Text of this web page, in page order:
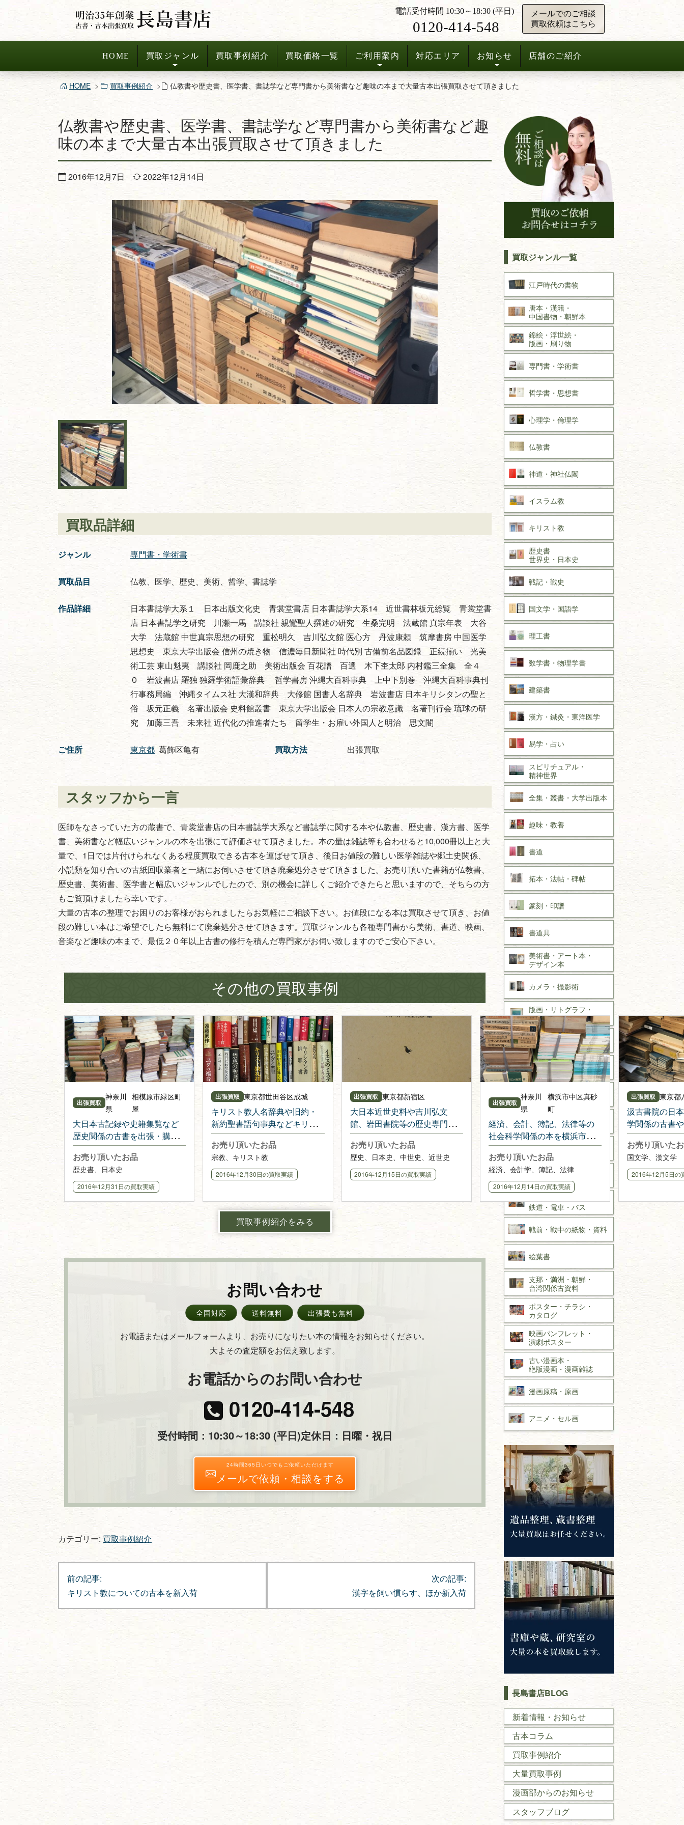
へ
HOME 買取ジャンル 買取事例紹介 買取価格一覧 ご利用案内 対応エリア お知らせ 店舗のご紹介
電話受付時間 10:30～18:30 (平日)
0120-414-548
メールでのご相談
買取依頼はこちら
HOME 買取事例紹介 仏教書や歴史書、医学書、書誌学など専門書から美術書など趣味の本まで大量古本出張買取させて頂きました
仏教書や歴史書、医学書、書誌学など専門書から美術書など趣
味の本まで大量古本出張買取させて頂きました
2016年12月7日 2022年12月14日
買取品詳細
ジャンル 専門書・学術書
買取品目 仏教、医学、歴史、美術、哲学、書誌学
作品詳細
日本書誌学大系１ 日本出版文化史 青裳堂書店 日本書誌学大系14 近世書林板元総覧 青裳堂書
店 日本書誌学之研究 川瀬一馬 講談社 親鸞聖人撰述の研究 生桑完明 法蔵館 真宗年表 大谷
大学 法蔵館 中世真宗思想の研究 重松明久 吉川弘文館 医心方 丹波康頼 筑摩書房 中国医学
思想史 東京大学出版会 信州の焼き物 信濃毎日新聞社 時代別 古備前名品図録 正続揃い 光美
術工芸 東山魁夷 講談社 岡鹿之助 美術出版会 百花譜 百選 木下杢太郎 内村鑑三全集 全４
０ 岩波書店 羅独 独羅学術語彙辞典 哲学書房 沖縄大百科事典 上中下別巻 沖縄大百科事典刊
行事務局編 沖縄タイムス社 大漢和辞典 大修館 国書人名辞典 岩波書店 日本キリシタンの聖と
俗 坂元正義 名著出版会 史料館叢書 東京大学出版会 日本人の宗教意識 名著刊行会 琉球の研
究 加藤三吾 未来社 近代化の推進者たち 留学生・お雇い外国人と明治 思文閣
ご住所 東京都 葛飾区亀有 買取方法 出張買取
スタッフから一言
医師をなさっていた方の蔵書で、青裳堂書店の日本書誌学大系など書誌学に関する本や仏教書、歴史書、漢方書、医学
書、美術書など幅広いジャンルの本を出張にて評価させて頂きました。本の量は雑誌等も合わせると10,000冊以上と大
量で、1日では片付けられなくある程度買取できる古本を運ばせて頂き、後日お値段の難しい医学雑誌や郷土史関係、
小説類を知り合いの古紙回収業者と一緒にお伺いさせて頂き廃棄処分させて頂きました。お売り頂いた書籍が仏教書、
歴史書、美術書、医学書と幅広いジャンルでしたので、別の機会に詳しくご紹介できたらと思いますので、そちらの方
もご覧頂けましたら幸いです。
大量の古本の整理でお困りのお客様がおられましたらお気軽にご相談下さい。お値段になる本は買取させて頂き、お値
段の難しい本はご希望でしたら無料にて廃棄処分させて頂きます。買取ジャンルも各種専門書から美術、書道、映画、
音楽など趣味の本まで、最低２０年以上古書の修行を積んだ専門家がお伺い致しますのでご安心下さい。
その他の買取事例
出張買取
神奈川
県
相模原市緑区町
屋
大日本古記録や史籍集覧など
歴史関係の古書を出張・購入
させて頂きました
お売り頂いたお品
歴史書、日本史
2016年12月31日の買取実績
出張買取 東京都世田谷区成城
キリスト教人名辞典や旧約・
新約聖書語句事典などキリス
ト教に関する宗教書を出張・
評価させて頂きました
お売り頂いたお品
宗教、キリスト教
2016年12月30日の買取実績
出張買取 東京都新宿区
大日本近世史料や吉川弘文
館、岩田書院等の歴史専門書
の買取相談
お売り頂いたお品
歴史、日本史、中世史、近世史
2016年12月15日の買取実績
出張買取
神奈川
県
横浜市中区真砂
町
経済、会計、簿記、法律等の
社会科学関係の本を横浜市に
て 出張買取
お売り頂いたお品
経済、会計学、簿記、法律
2016年12月14日の買取実績
出張買取 東京都
汲古書院の日
学関係の古書
国文学関係の
取】
お売り頂いた
国文学、漢文学
2016年12月5日の
買取事例紹介をみる
お問い合わせ
全国対応 送料無料 出張費も無料
お電話またはメールフォームより、お売りになりたい本の情報をお知らせください。
大よその査定額をお伝え致します。
お電話からのお問い合わせ
0120-414-548
受付時間：10:30～18:30 (平日)定休日：日曜・祝日
24時間365日いつでもご依頼いただけます
メールで依頼・相談をする
カテゴリー: 買取事例紹介
投
稿
ナ
ー
シ
ョ
ン
前の記事:
キリスト教についての古本を新入荷
次の記事:
漢字を飼い慣らす、ほか新入荷
買取ジャンル一覧
江戸時代の書物
唐本・漢籍・
中国書物・朝鮮本
錦絵・浮世絵・
版画・刷り物
専門書・ 学術書
哲学書・思想書
心理学・倫理学
仏教書
神道・神社仏閣
イスラム教
キリスト教
歴史書
世界史・ 日本史
戦記・戦史
国文学・ 国語学
理工書
数学書・ 物理学書
建築書
漢方・ 鍼灸・ 東洋医学
易学・ 占い
スピリチュアル・
精神世界
全集・ 叢書・ 大学出版本
趣味・ 教養
書道
拓本・法帖・ 碑帖
篆刻・印譜
書道具
美術書・アート本・
デザイン本
カメラ・撮影術
版画・リトグラフ・
シルクスクリーン
刀剣・鎧・甲冑
武道書・武術書
近代文学・小説・限定本
サイン色紙
作家草稿・原稿・肉筆物
探偵小説・推理小説
鉄道・ 電車・ バス
戦前・戦中の紙物・資料
絵葉書
支那・満洲・朝鮮・
台湾関係古資料
ポスター・チラシ・
カタログ
映画パンフレット・
演劇ポスター
古い漫画本・
絶版漫画・漫画雑誌
漫画原稿・ 原画
アニメ・ セル画
長島書店BLOG
新着情報・お知らせ
古本コラム
買取事例紹介
大量買取事例
漫画部からのお知らせ
スタッフブログ